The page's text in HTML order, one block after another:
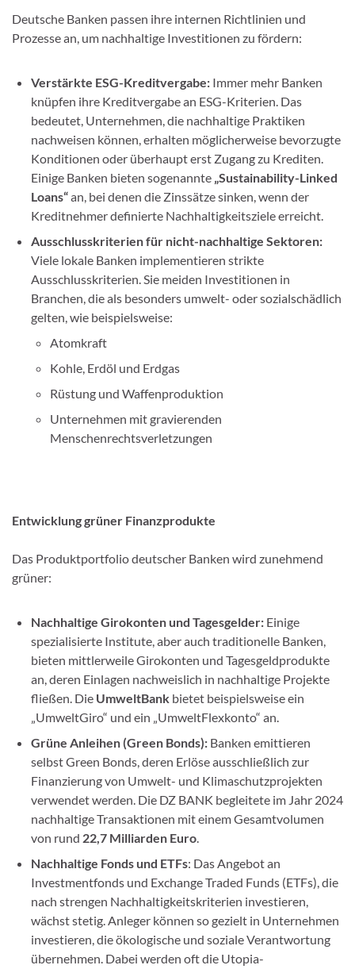
Deutsche Banken passen ihre internen Richtlinien und
Prozesse an, um nachhaltige Investitionen zu fördern:
Verstärkte ESG-Kreditvergabe: Immer mehr Banken
knüpfen ihre Kreditvergabe an ESG-Kriterien. Das
bedeutet, Unternehmen, die nachhaltige Praktiken
nachweisen können, erhalten möglicherweise bevorzugte
Konditionen oder überhaupt erst Zugang zu Krediten.
Einige Banken bieten sogenannte „Sustainability-Linked
Loans“an, bei denen die Zinssätze sinken, wenn der
Kreditnehmer definierte Nachhaltigkeitsziele erreicht.
Ausschlusskriterien für nicht-nachhaltige Sektoren:
Viele lokale Banken implementieren strikte
Ausschlusskriterien. Sie meiden Investitionen in
Branchen, die als besonders umwelt- oder sozialschädlich
gelten, wie beispielsweise:
Atomkraft
Kohle, Erdöl und Erdgas
Rüstung und Waffenproduktion
Unternehmen mit gravierenden
Menschenrechtsverletzungen
Entwicklung grüner Finanzprodukte
Das Produktportfolio deutscher Banken wird zunehmend
grüner:
Nachhaltige Girokonten und Tagesgelder: Einige
spezialisierte Institute, aber auch traditionelle Banken,
bieten mittlerweile Girokonten und Tagesgeldprodukte
an, deren Einlagen nachweislich in nachhaltige Projekte
fließen. Die UmweltBank bietet beispielsweise ein
„UmweltGiro“ und ein „UmweltFlexkonto“ an.
Grüne Anleihen (Green Bonds): Banken emittieren
selbst Green Bonds, deren Erlöse ausschließlich zur
Finanzierung von Umwelt- und Klimaschutzprojekten
verwendet werden. Die DZ BANK begleitete im Jahr 2024
nachhaltige Transaktionen mit einem Gesamtvolumen
von rund 22,7 Milliarden Euro.
Nachhaltige Fonds und ETFs: Das Angebot an
Investmentfonds und Exchange Traded Funds (ETFs), die
nach strengen Nachhaltigkeitskriterien investieren,
wächst stetig. Anleger können so gezielt in Unternehmen
investieren, die ökologische und soziale Verantwortung
übernehmen. Dabei werden oft die Utopia-